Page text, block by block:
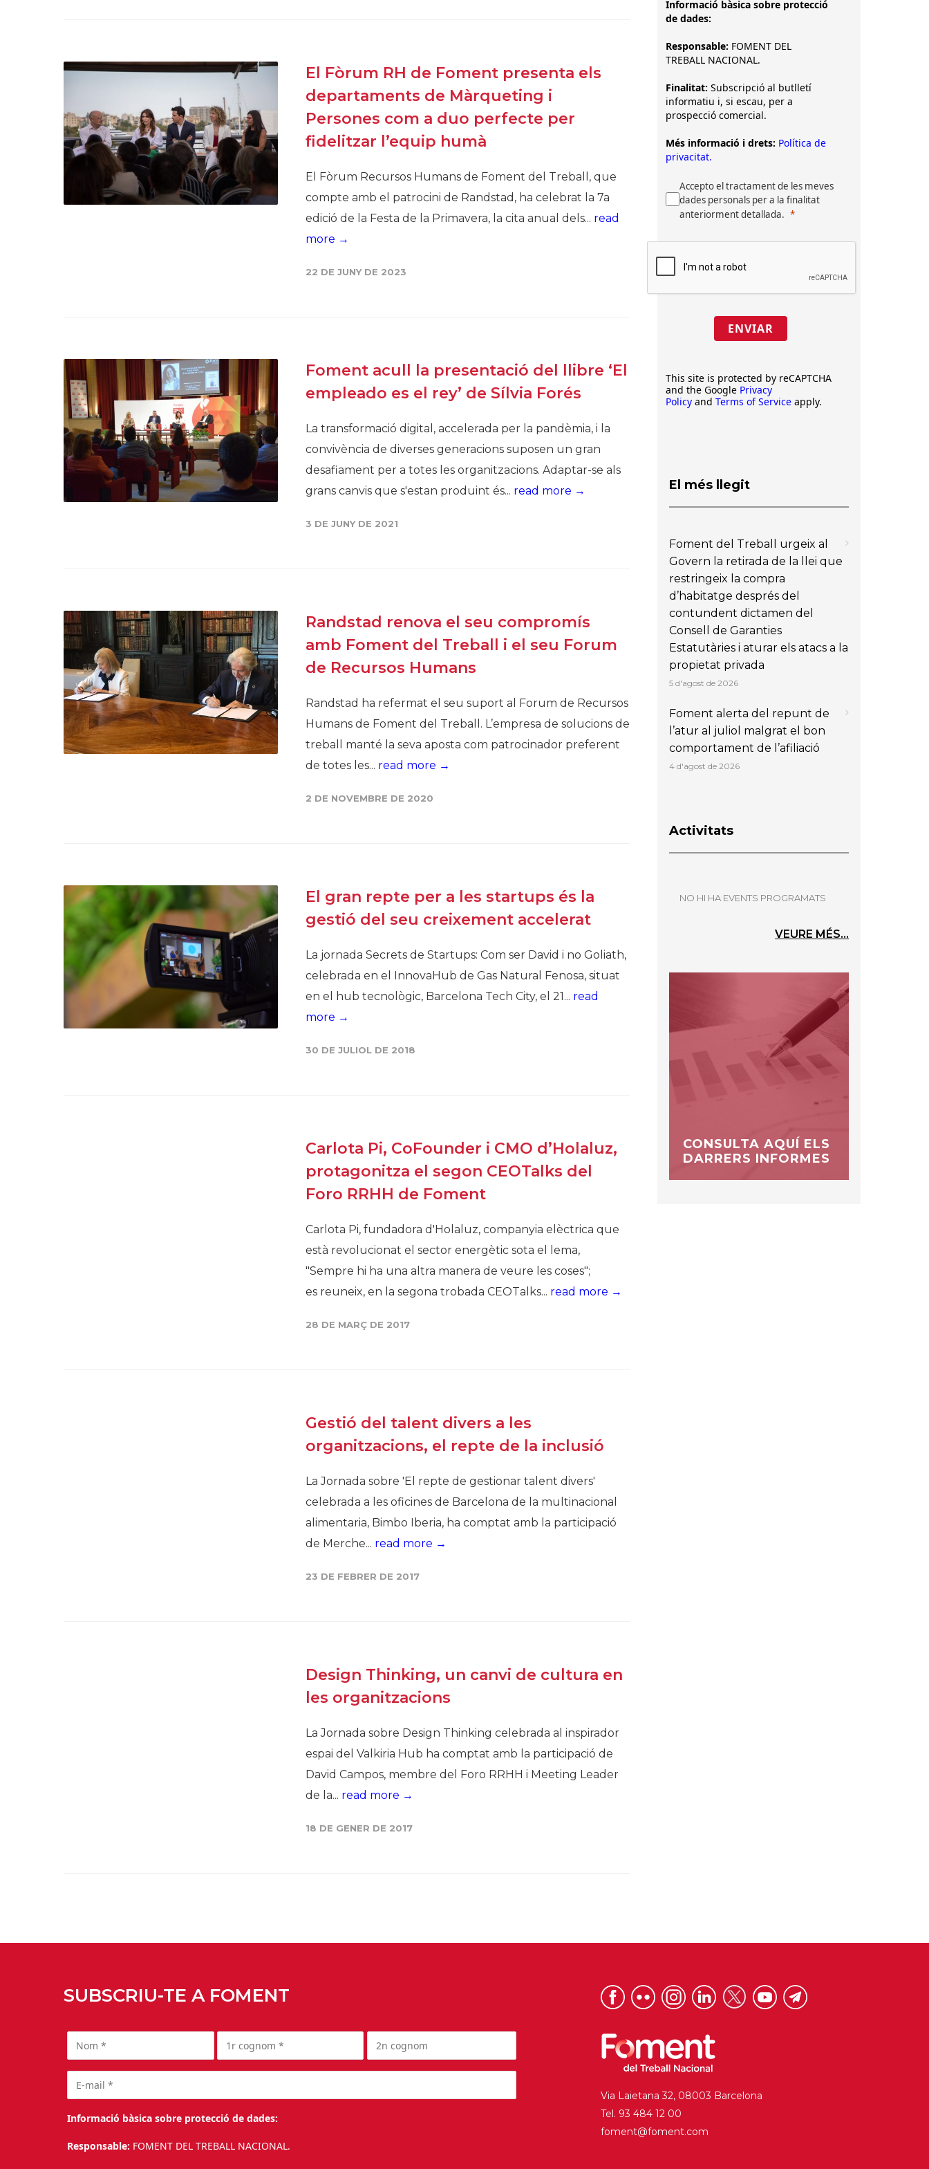
El Fòrum RH de Foment presenta els
departaments de Màrqueting i
Persones com a duo perfecte per
fidelitzar l’equip humà
El Fòrum Recursos Humans de Foment del Treball, que
compte amb el patrocini de Randstad, ha celebrat la 7a
edició de la Festa de la Primavera, la cita anual dels... read
more →
22 DE JUNY DE 2023
Foment acull la presentació del llibre ‘El
empleado es el rey’ de Sílvia Forés
La transformació digital, accelerada per la pandèmia, i la
convivència de diverses generacions suposen un gran
desafiament per a totes les organitzacions. Adaptar-se als
grans canvis que s'estan produint és... read more →
3 DE JUNY DE 2021
Randstad renova el seu compromís
amb Foment del Treball i el seu Forum
de Recursos Humans
Randstad ha refermat el seu suport al Forum de Recursos
Humans de Foment del Treball. L’empresa de solucions de
treball manté la seva aposta com patrocinador preferent
de totes les... read more →
2 DE NOVEMBRE DE 2020
El gran repte per a les startups és la
gestió del seu creixement accelerat
La jornada Secrets de Startups: Com ser David i no Goliath,
celebrada en el InnovaHub de Gas Natural Fenosa, situat
en el hub tecnològic, Barcelona Tech City, el 21... read
more →
30 DE JULIOL DE 2018
Carlota Pi, CoFounder i CMO d’Holaluz,
protagonitza el segon CEOTalks del
Foro RRHH de Foment
Carlota Pi, fundadora d'Holaluz, companyia elèctrica que
està revolucionat el sector energètic sota el lema,
"Sempre hi ha una altra manera de veure les coses";
es reuneix, en la segona trobada CEOTalks... read more →
28 DE MARÇ DE 2017
Gestió del talent divers a les
organitzacions, el repte de la inclusió
La Jornada sobre 'El repte de gestionar talent divers'
celebrada a les oficines de Barcelona de la multinacional
alimentaria, Bimbo Iberia, ha comptat amb la participació
de Merche... read more →
23 DE FEBRER DE 2017
Design Thinking, un canvi de cultura en
les organitzacions
La Jornada sobre Design Thinking celebrada al inspirador
espai del Valkiria Hub ha comptat amb la participació de
David Campos, membre del Foro RRHH i Meeting Leader
de la... read more →
18 DE GENER DE 2017
Informació bàsica sobre protecció
de dades:
Responsable: FOMENT DEL
TREBALL NACIONAL.
Finalitat: Subscripció al butlletí
informatiu i, si escau, per a
prospecció comercial.
Més informació i drets: Política de
privacitat.
Accepto el tractament de les meves
dades personals per a la finalitat
anteriorment detallada.
ENVIAR
This site is protected by reCAPTCHA
and the Google Privacy
Policy and Terms of Service apply.
El més llegit
Foment del Treball urgeix al
Govern la retirada de la llei que
restringeix la compra
d’habitatge després del
contundent dictamen del
Consell de Garanties
Estatutàries i aturar els atacs a la
propietat privada
5 d'agost de 2026
Foment alerta del repunt de
l’atur al juliol malgrat el bon
comportament de l’afiliació
4 d'agost de 2026
Activitats
NO HI HA EVENTS PROGRAMATS
VEURE MÉS...
CONSULTA AQUÍ ELS
DARRERS INFORMES
SUBSCRIU-TE A FOMENT
Informació bàsica sobre protecció de dades:
Responsable: FOMENT DEL TREBALL NACIONAL.
Via Laietana 32, 08003 Barcelona
Tel. 93 484 12 00
foment@foment.com